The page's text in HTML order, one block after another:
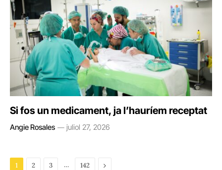
Si fos un medicament, ja l’hauríem receptat
Angie Rosales juliol 27, 2026
1 2 3 … 142 Next